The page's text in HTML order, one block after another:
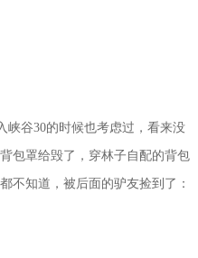
峡谷30的时候也考虑过，看来没
包罩给毁了，穿林子自配的背包
不知道，被后面的驴友捡到了：